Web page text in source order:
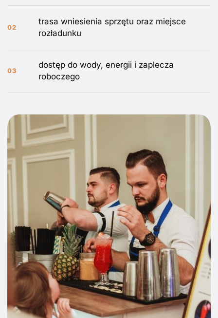
02
trasa wniesienia sprzętu oraz miejsce
rozładunku
03
dostęp do wody, energii i zaplecza
roboczego